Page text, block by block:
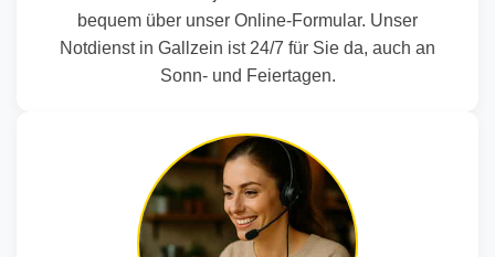
bequem über unser Online-Formular. Unser
Notdienst in Gallzein ist 24/7 für Sie da, auch an
Sonn- und Feiertagen.